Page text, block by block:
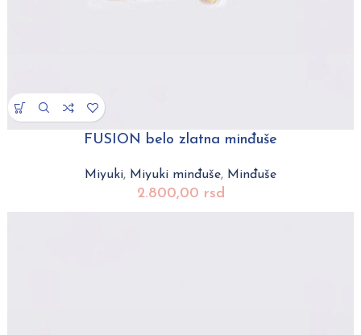
FUSION belo zlatna minđuše
Miyuki, Miyuki minđuše, Minđuše
2.800,00 rsd